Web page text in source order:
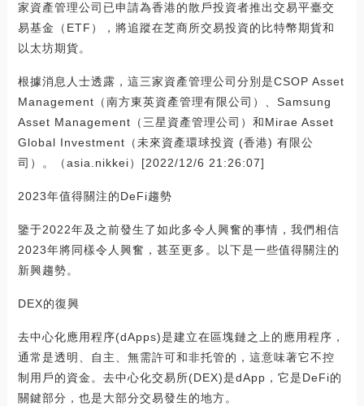
家資產管理公司已申請為香港的散戶投資者推出交易平臺交
易基金（ETF），將追蹤在芝商所交易投資的比特幣期貨和
以太坊期貨。
根據消息人士透露，這三家資產管理公司分別是CSOP Asset
Management（南方東英資產管理有限公司）、Samsung
Asset Management（三星資產管理公司）和Mirae Asset
Global Investment（未來資產環球投資 (香港) 有限公
司）。（asia.nikkei）[2022/12/6 21:26:07]
2023年值得關注的DeFi趨勢
鑒于2022年及之前發生了如此多令人興奮的事情，我們相信
2023年將同樣令人興奮，甚至更多。以下是一些值得關注的
新興趨勢。
DEX的復興
去中心化應用程序(dApps)是建立在區塊鏈之上的應用程序，
通常是透明、自主、無需許可和非托管的，這意味著它不控
制用戶的資金。去中心化交易所(DEX)是dApp，它是DeFi的
關鍵部分，也是大部分交易發生的地方。